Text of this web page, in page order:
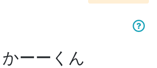
かーーくん